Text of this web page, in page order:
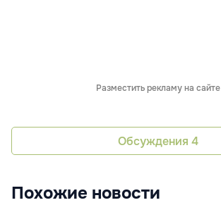
Разместить рекламу на сайте
Обсуждения 4
Похожие новости